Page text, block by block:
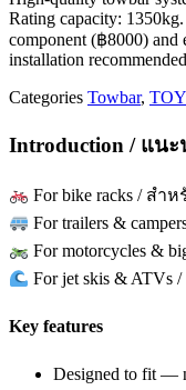
Rating capacity:
component (฿8000)
installation
Categories Towbar,
Introduction / แน
For bike racks / ส
For trailers &
For motorcycles &
For jet skis &
Key features
Designed to fit —